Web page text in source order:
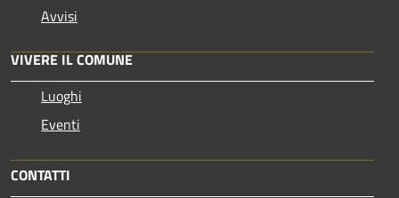
Avvisi
VIVERE IL COMUNE
Luoghi
Eventi
CONTATTI